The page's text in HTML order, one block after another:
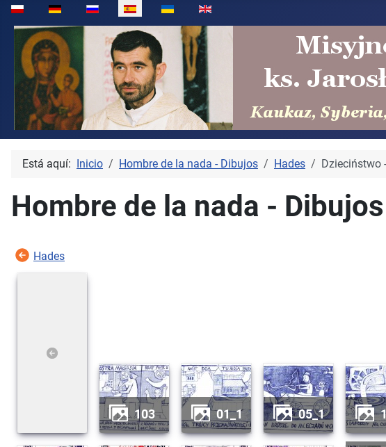
Seleccione su idioma
Está aquí: Inicio Hombre de la nada - Dibujos Hades Dzieciństwo
Hombre de la nada -
Hades
103 01_1 05_1